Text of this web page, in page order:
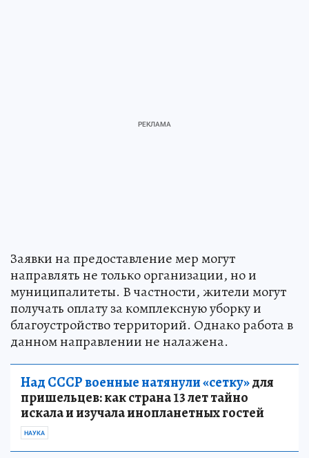
Заявки на предоставление мер могут
направлять не только организации, но и
муниципалитеты. В частности, жители могут
получать оплату за комплексную уборку и
благоустройство территорий. Однако работа в
данном направлении не налажена.
Над СССР военные натянули «сетку»для
пришельцев: как страна 13 лет тайно
искала и изучала инопланетных гостей
НАУКА